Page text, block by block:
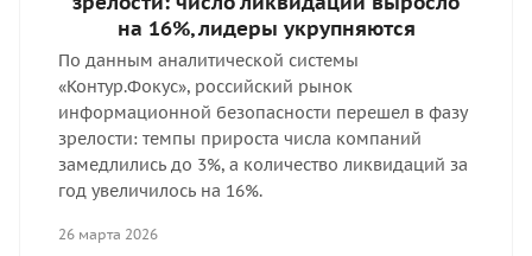
на 16%, лидеры укрупняются
По данным аналитической системы
«Контур.Фокус», российский рынок
информационной безопасности перешел в фазу
зрелости: темпы прироста числа компаний
замедлились до 3%, а количество ликвидаций за
год увеличилось на 16%.
26 марта 2026